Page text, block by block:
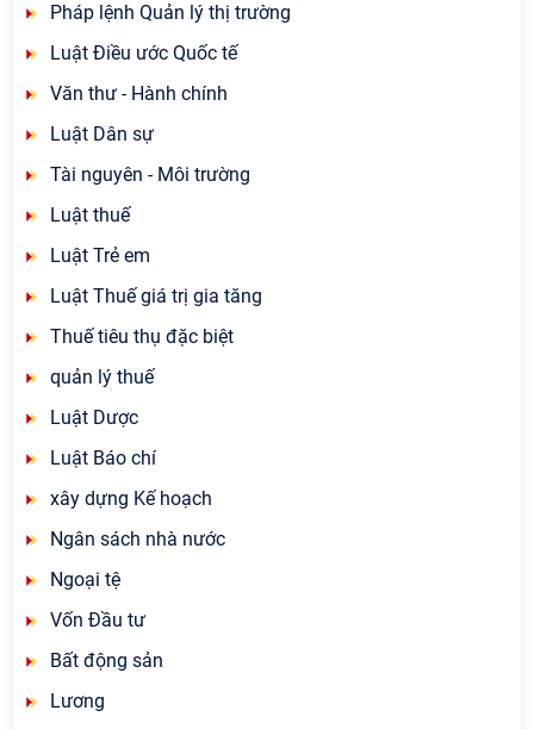
Pháp lệnh Quản lý thị trường
Luật Điều ước Quốc tế
Văn thư - Hành chính
Luật Dân sự
Tài nguyên - Môi trường
Luật thuế
Luật Trẻ em
Luật Thuế giá trị gia tăng
Thuế tiêu thụ đặc biệt
quản lý thuế
Luật Dược
Luật Báo chí
xây dựng Kế hoạch
Ngân sách nhà nước
Ngoại tệ
Vốn Đầu tư
Bất động sản
Lương